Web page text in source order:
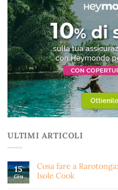
ULTIMI ARTICOLI
15
Giu
Cosa fare a
Isole Cook